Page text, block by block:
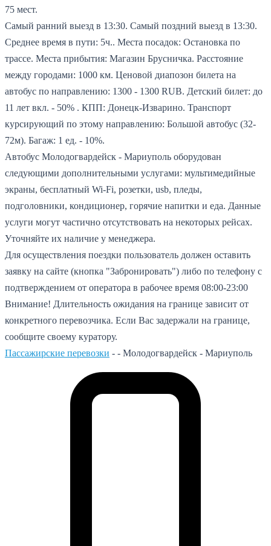
75 мест.
Самый ранний выезд в 13:30. Самый поздний выезд в 13:30.
Среднее время в пути: 5ч.. Места посадок: Остановка по
трассе. Места прибытия: Магазин Брусничка. Расстояние
между городами: 1000 км. Ценовой диапозон билета на
автобус по направлению: 1300 - 1300 RUB. Детский билет: до
11 лет вкл. - 50% . КПП: Донецк-Изварино. Транспорт
курсирующий по этому направлению: Большой автобус (32-
72м). Багаж: 1 ед. - 10%.
Автобус Молодогвардейск - Мариуполь оборудован
следующими дополнительными услугами: мультимедийные
экраны, бесплатный Wi-Fi, розетки, usb, пледы,
подголовники, кондиционер, горячие напитки и еда. Данные
услуги могут частично отсутствовать на некоторых рейсах.
Уточняйте их наличие у менеджера.
Для осуществления поездки пользователь должен оставить
заявку на сайте (кнопка "Забронировать") либо по телефону с
подтверждением от оператора в рабочее время 08:00-23:00
Внимание! Длительность ожидания на границе зависит от
конкретного перевозчика. Если Вас задержали на границе,
сообщите своему куратору.
Пассажирские перевозки - - Молодогвардейск - Мариуполь